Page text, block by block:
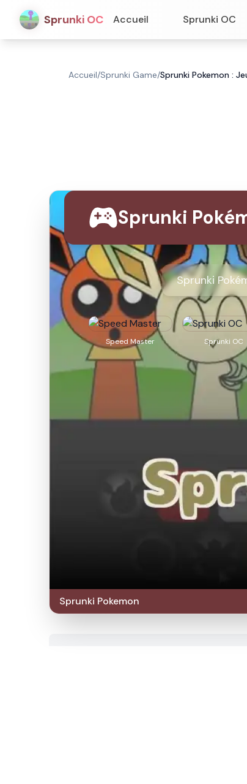
Sprunki OC Accueil Sprunki OC
Accueil/Sprunki Game/Sprunki Pokemon :
Sprunki
Sprunki
Speed Master
Sprunki OC
Sprunki Pokemon